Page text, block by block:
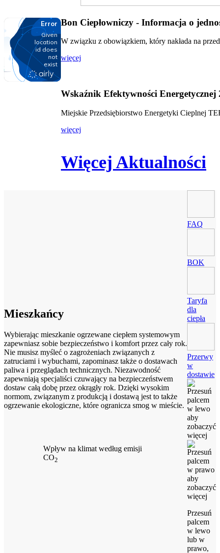
Bon Ciepłowniczy - Informacja o
W związku z obowiązkiem, który nakłada na
więcej
Wskaźnik Efektywności Energetycznej
Miejskie Przedsiębiorstwo Energetyki Cieplnej
więcej
Więcej Aktualności
Mieszkańcy
Wybierając mieszkanie ogrzewane ciepłem systemowym
zapewniasz sobie bezpieczeństwo i komfort przez cały rok.
Nie musisz myśleć o zagrożeniach związanych z
zatruciami i wybuchami, zapominasz także o dostawach
paliwa i przeglądach technicznych. Niezawodność
zapewniają specjaliści czuwający na bezpieczeństwem
dostaw całą dobę przez okrągły rok. Dzięki wysokim
normom, związanym z produkcją i dostawą jest to także
ogrzewanie ekologiczne, które ogranicza smog w mieście.
Wpływ na klimat według emisji
CO2
FAQ
BOK
Taryfa
dla
ciepła
Przerwy
w
dostawie
Przesuń
palcem
w lewo
lub w
prawo,